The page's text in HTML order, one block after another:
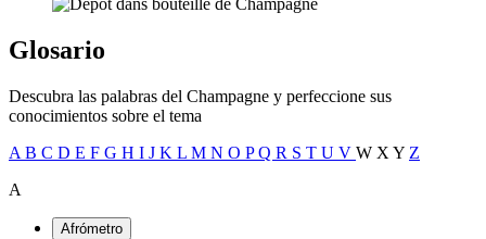
Glosario
Descubra las palabras del Champagne y perfeccione sus
conocimientos sobre el tema
A B C D E F G H I J K L M N O PQ R S T U V W X Y Z
A
Afrómetro